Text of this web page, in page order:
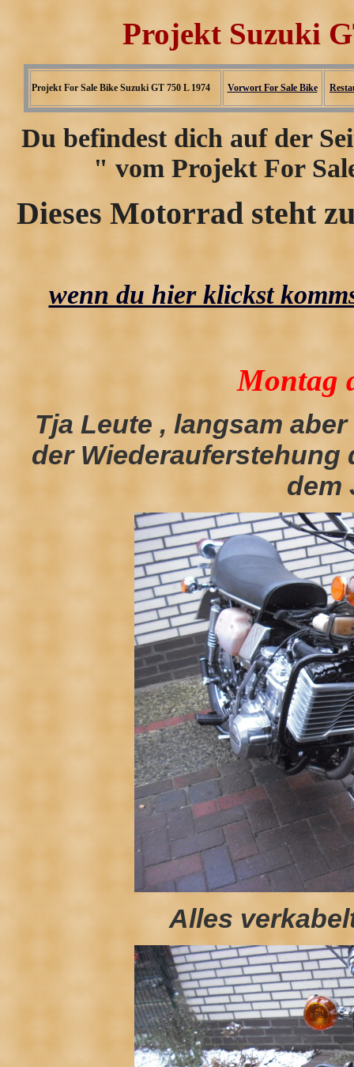
Projekt Suzuki
Projekt For Sale Bike Suzuki GT 750 L 1974 Vorwort For Sale Bike
Du befindest dich auf der
" vom Projekt For
Dieses Motorrad steht
wenn du hier klickst
Montag
Tja Leute , langsam
der Wiederauferstehung
dem
Alles